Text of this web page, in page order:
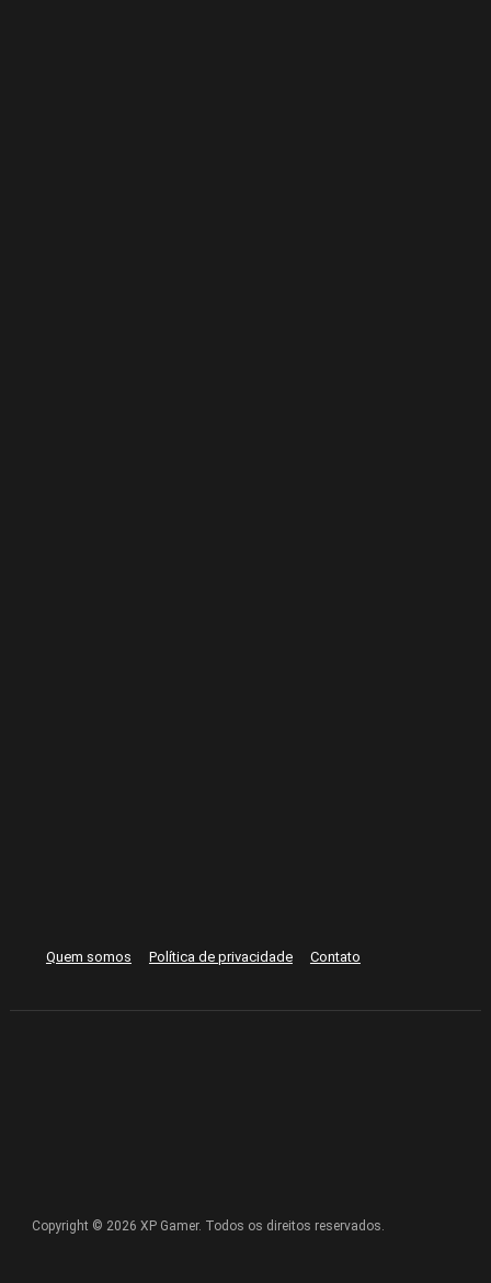
Quem somos Política de privacidade Contato
Copyright © 2026 XP Gamer. Todos os direitos reservados.